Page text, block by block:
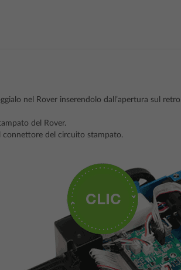
nel Rover inserendolo dall’apertura sul
del Rover.
connettore del circuito stampato.